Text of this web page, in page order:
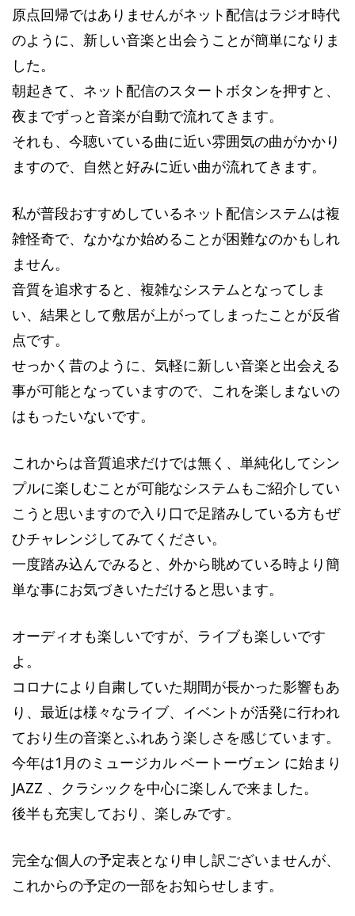
原点回帰ではありませんがネット配信はラジオ時代
のように、新しい音楽と出会うことが簡単になりま
した。
朝起きて、ネット配信のスタートボタンを押すと、
夜までずっと音楽が自動で流れてきます。
それも、今聴いている曲に近い雰囲気の曲がかかり
ますので、自然と好みに近い曲が流れてきます。
私が普段おすすめしているネット配信システムは複
雑怪奇で、なかなか始めることが困難なのかもしれ
ません。
音質を追求すると、複雑なシステムとなってしま
い、結果として敷居が上がってしまったことが反省
点です。
せっかく昔のように、気軽に新しい音楽と出会える
事が可能となっていますので、これを楽しまないの
はもったいないです。
これからは音質追求だけでは無く、単純化してシン
プルに楽しむことが可能なシステムもご紹介してい
こうと思いますので入り口で足踏みしている方もぜ
ひチャレンジしてみてください。
一度踏み込んでみると、外から眺めている時より簡
単な事にお気づきいただけると思います。
オーディオも楽しいですが、ライブも楽しいです
よ。
コロナにより自粛していた期間が長かった影響もあ
り、最近は様々なライブ、イベントが活発に行われ
ており生の音楽とふれあう楽しさを感じています。
今年は1月のミュージカル ベートーヴェン に始まり
JAZZ 、クラシックを中心に楽しんで来ました。
後半も充実しており、楽しみです。
完全な個人の予定表となり申し訳ございませんが、
これからの予定の一部をお知らせします。